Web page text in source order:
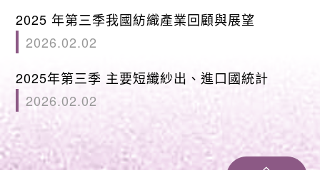
2025 年第三季我國紡織產業回顧與展望
2026.02.02
2025年第三季 主要短纖紗出、進口國統計
2026.02.02